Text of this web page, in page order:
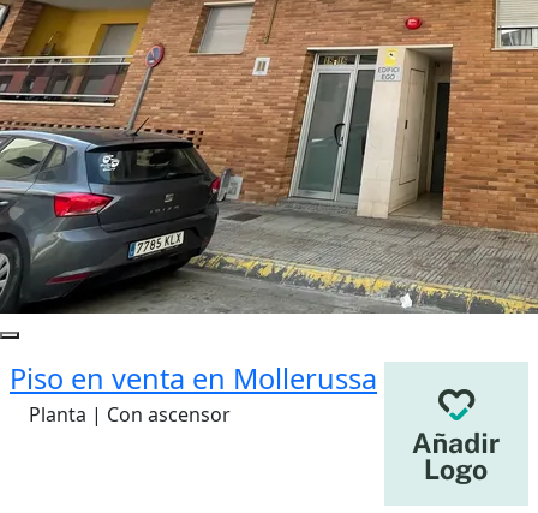
Piso en venta en Mollerussa
Planta | Con ascensor